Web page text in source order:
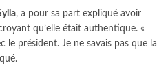
, a pour sa part expliqué avoir
qu’elle était authentique. «
le président. Je ne savais pas que la